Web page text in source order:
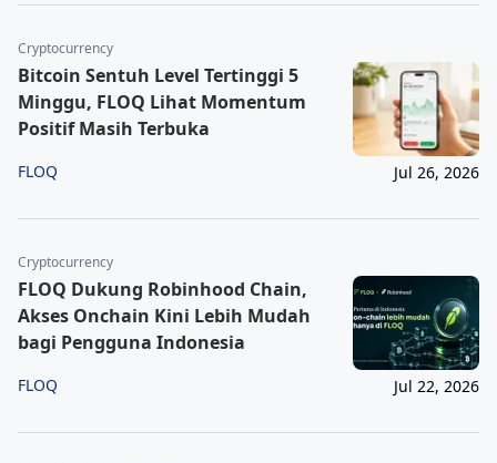
Cryptocurrency
Bitcoin Sentuh Level Tertinggi 5
Minggu, FLOQ Lihat Momentum
Positif Masih Terbuka
FLOQ Jul 26, 2026
Cryptocurrency
FLOQ Dukung Robinhood Chain,
Akses Onchain Kini Lebih Mudah
bagi Pengguna Indonesia
FLOQ Jul 22, 2026